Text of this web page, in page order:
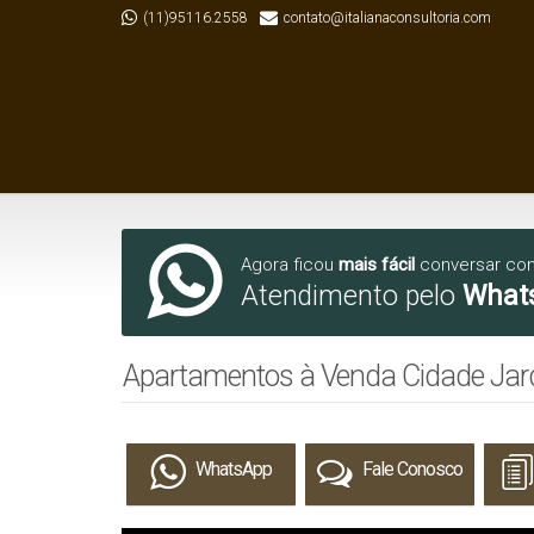
(11)95116.2558 contato@italianaconsultoria.com
Agora ficou mais fácil conversar
Atendimento pelo
Apartamentos à Venda Cidade
WhatsApp Fale Conosco